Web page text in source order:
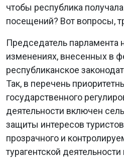
чтобы республика
посещений? Вот вопросы,
Председатель парламента
изменениях, внесенных в
республиканское
Так, в перечень
государственного
деятельности включен
защиты интересов
прозрачного и
турагентской